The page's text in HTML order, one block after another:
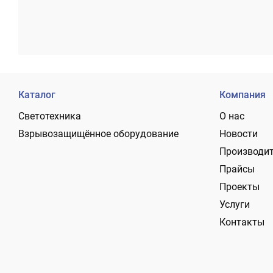
Каталог
Светотехника
Взрывозащищённое оборудование
Компания
О нас
Новости
Прайсы
Проекты
Услуги
Контакты